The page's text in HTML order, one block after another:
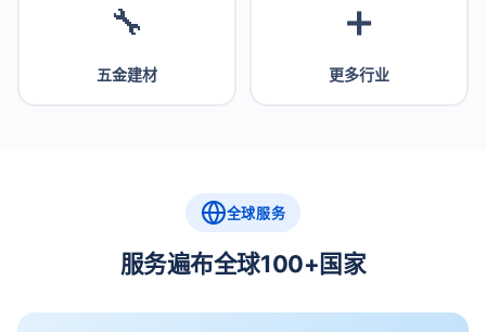
🔧
五金建材
➕
更多行业
全球服务
服务遍布全球100+国家